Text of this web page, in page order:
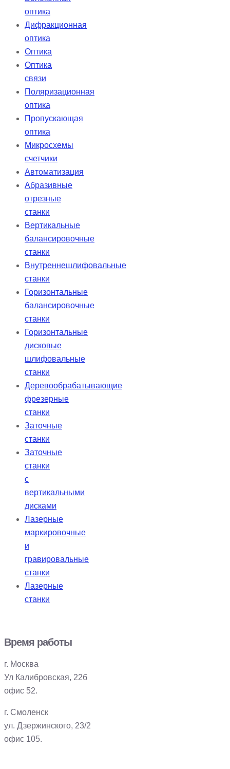
оптика
Дифракционная
оптика
Оптика
Оптика
связи
Поляризационная
оптика
Пропускающая
оптика
Микросхемы
счетчики
Автоматизация
Абразивные
отрезные
станки
Вертикальные
балансировочные
станки
Внутреннешлифовальные
станки
Горизонтальные
балансировочные
станки
Горизонтальные
дисковые
шлифовальные
станки
Деревообрабатывающие
фрезерные
станки
Заточные
станки
Заточные
станки
с
вертикальными
дисками
Лазерные
маркировочные
и
гравировальные
станки
Лазерные
станки
Время работы
г. Москва
Ул Калибровская, 22б
офис 52.
г. Смоленск
ул. Дзержинского, 23/2
офис 105.